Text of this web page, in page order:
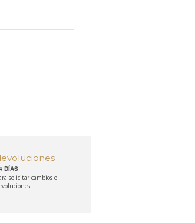
DÍAS
solicitar cambios o